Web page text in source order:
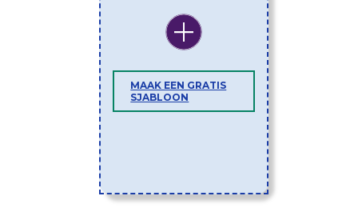
MAAK EEN GRATIS
SJABLOON